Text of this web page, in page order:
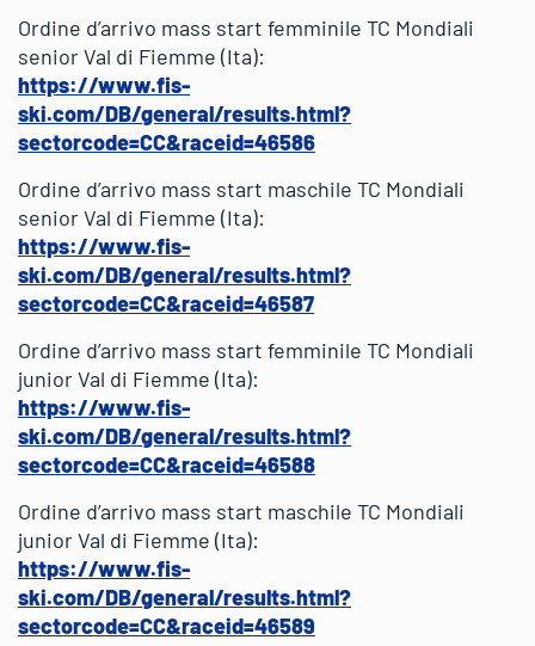
Ordine d’arrivo mass start femminile TC Mondiali
senior Val di Fiemme (Ita):
https://www.fis-
ski.com/DB/general/results.html?
sectorcode=CC&raceid=46586
Ordine d’arrivo mass start maschile TC Mondiali
senior Val di Fiemme (Ita):
https://www.fis-
ski.com/DB/general/results.html?
sectorcode=CC&raceid=46587
Ordine d’arrivo mass start femminile TC Mondiali
junior Val di Fiemme (Ita):
https://www.fis-
ski.com/DB/general/results.html?
sectorcode=CC&raceid=46588
Ordine d’arrivo mass start maschile TC Mondiali
junior Val di Fiemme (Ita):
https://www.fis-
ski.com/DB/general/results.html?
sectorcode=CC&raceid=46589